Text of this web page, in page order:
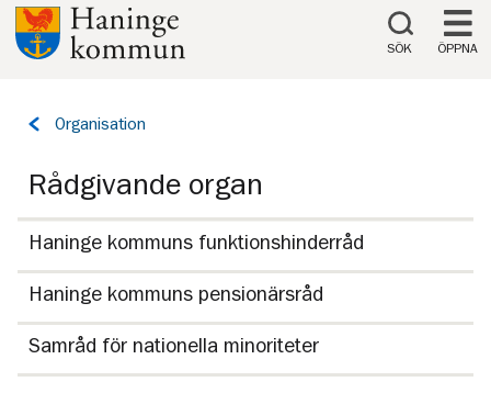
Till innehåll på sidan
SÖK ÖPPNA
Tillbaka
Organisation
Rådgivande organ
Haninge kommuns funktionshinderråd
Haninge kommuns pensionärsråd
Samråd för nationella minoriteter